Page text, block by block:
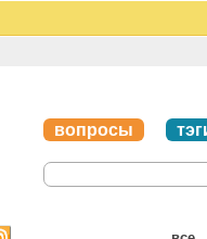
вопросы